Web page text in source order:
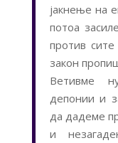
јакнење на
потоа
против
закон
Ветивме
депонии и
да дадеме
и